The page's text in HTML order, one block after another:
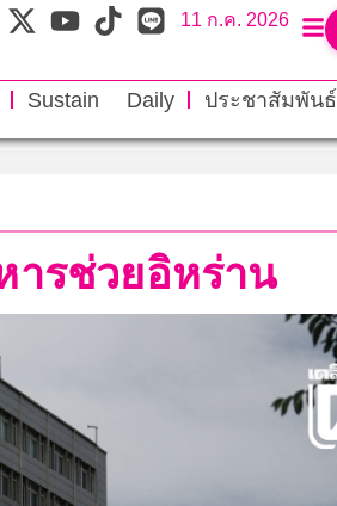
11 ก.ค. 2026
Sustain Daily ประชาสัมพันธ์
ารช่วยอิหร่าน